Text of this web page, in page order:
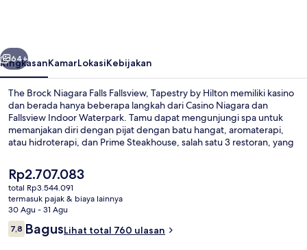
Tapestry
by
Hilton
Berikutnya
64+
RingkasanKamarLokasiKebijakan
The Brock Niagara Falls Fallsview, Tapestry by Hilton memiliki kasino
dan berada hanya beberapa langkah dari Casino Niagara dan
Fallsview Indoor Waterpark. Tamu dapat mengunjungi spa untuk
memanjakan diri dengan pijat dengan batu hangat, aromaterapi,
atau hidroterapi, dan Prime Steakhouse, salah satu 3 restoran, yang
kolam renang indoor, dan bar/lounge.
Harga
saat
ini
Rp2.707.083
Rp2.707.083
total Rp3.544.091
termasuk pajak & biaya lainnya
30 Agu - 31 Agu
Ulasan
7,87,8 dari 10
BagusLihat total 760 ulasan